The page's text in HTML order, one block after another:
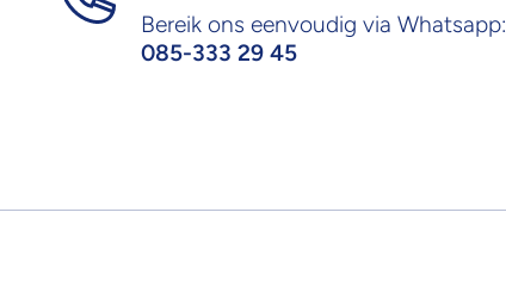
Bereik ons eenvoudig via Whatsapp:
085-333 29 45